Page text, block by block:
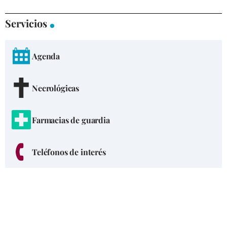
Servicios
Agenda
Necrológicas
Farmacias de guardia
Teléfonos de interés